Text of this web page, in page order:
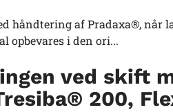
håndtering af Pradaxa®,
opbevares i den ori...
ved skift
200,